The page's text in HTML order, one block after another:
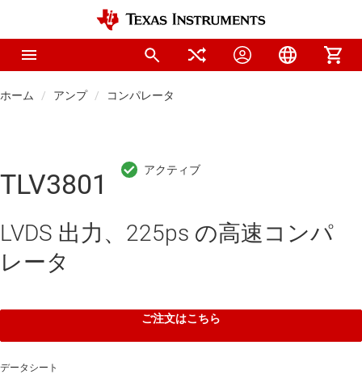
ホーム アンプ コンパレータ
TLV3801
LVDS 出力、225ps の高速コンパ
レータ
ご注文はこちら
データシート